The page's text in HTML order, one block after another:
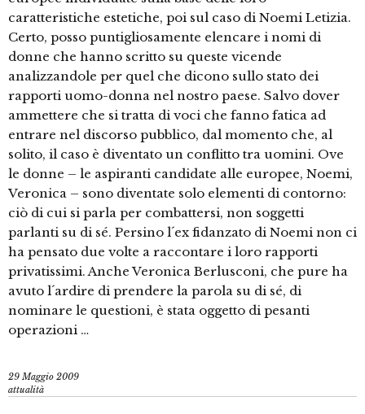
caratteristiche estetiche, poi sul caso di Noemi Letizia.
Certo, posso puntigliosamente elencare i nomi di
donne che hanno scritto su queste vicende
analizzandole per quel che dicono sullo stato dei
rapporti uomo-donna nel nostro paese. Salvo dover
ammettere che si tratta di voci che fanno fatica ad
entrare nel discorso pubblico, dal momento che, al
solito, il caso è diventato un conflitto tra uomini. Ove
le donne – le aspiranti candidate alle europee, Noemi,
Veronica – sono diventate solo elementi di contorno:
ciò di cui si parla per combattersi, non soggetti
parlanti su di sé. Persino l´ex fidanzato di Noemi non ci
ha pensato due volte a raccontare i loro rapporti
privatissimi. Anche Veronica Berlusconi, che pure ha
avuto l´ardire di prendere la parola su di sé, di
nominare le questioni, è stata oggetto di pesanti
operazioni …
29 Maggio 2009
attualità